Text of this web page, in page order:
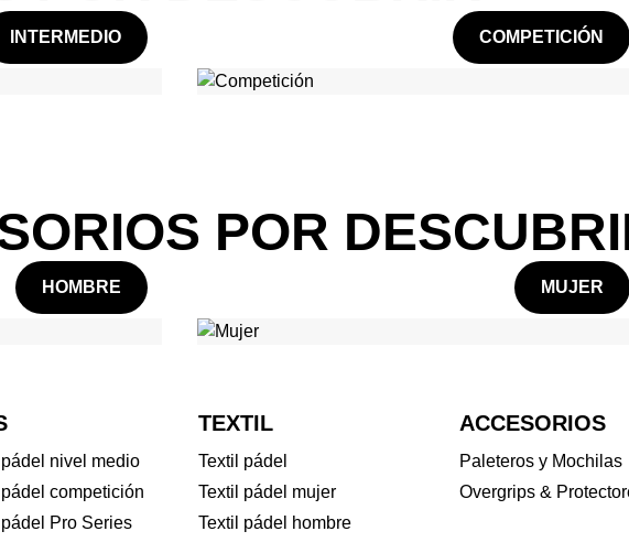
INTERMEDIO COMPETICIÓN
POR
HOMBRE MUJER
nivel medio
competición
Pro Series
TEXTIL
Textil pádel
Textil pádel mujer
Textil pádel hombre
ACCESORIOS
Paleteros y Mochilas
Overgrips &